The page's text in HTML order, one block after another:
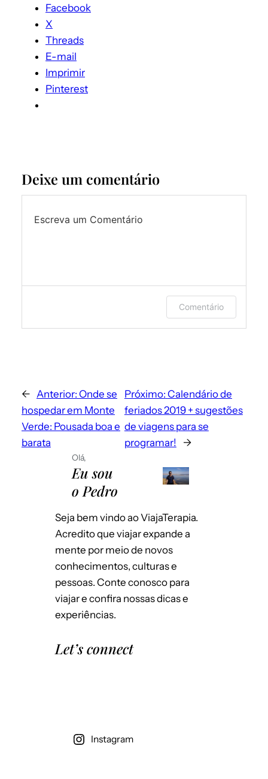
Facebook
X
Threads
E-mail
Imprimir
Pinterest
Deixe um comentário
Escreva um Comentário
Faça login ou forneça seu nome e e-
mail para deixar um comentário.
Envie-me e-mails sobre novos posts.
Instantaneamente
Por dia
Por semana
Emails para novos comentários
Salvar meus dados neste navegador
para a próxima vez que eu comentar.
Comentário
← Anterior: Onde se
hospedar em Monte
Verde: Pousada boa e
barata
Próximo: Calendário de
feriados 2019 + sugestões
de viagens para se
programar!
→
Olá,
Eu sou
o Pedro
Seja bem vindo ao ViajaTerapia.
Acredito que viajar expande a
mente por meio de novos
conhecimentos, culturas e
pessoas. Conte conosco para
viajar e confira nossas dicas e
experiências.
Let’s connect
Instagram